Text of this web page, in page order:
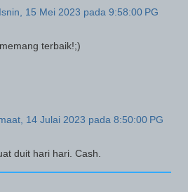
Isnin, 15 Mei 2023 pada 9:58:00 PG
terbaik!;)
14 Julai 2023 pada 8:50:00 PG
duit hari hari. Cash.